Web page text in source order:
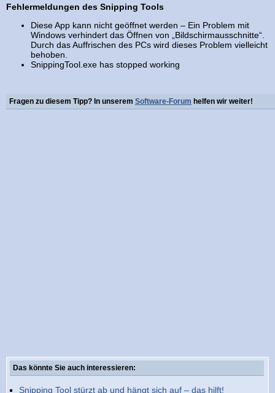
Fehlermeldungen des Snipping Tools
Diese App kann nicht geöffnet werden – Ein Problem mit
Windows verhindert das Öffnen von „Bildschirmausschnitte“.
Durch das Auffrischen des PCs wird dieses Problem vielleicht
behoben.
SnippingTool.exe has stopped working
Fragen zu diesem Tipp? In unserem Software-Forum helfen wir weiter!
Das könnte Sie auch interessieren:
Snipping Tool stürzt ab und hängt sich auf – das hilft!